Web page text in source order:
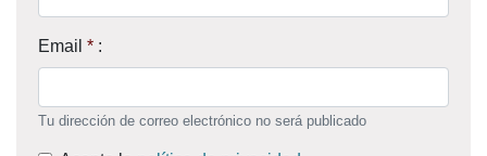
Email * :
Tu dirección de correo electrónico no será publicado